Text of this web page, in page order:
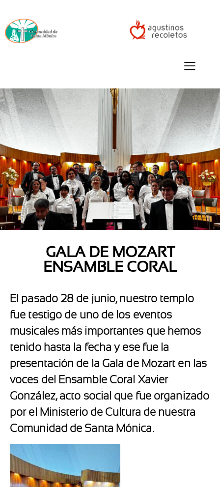
GALA DE MOZART
ENSAMBLE CORAL
El pasado 28 de junio, nuestro templo
fue testigo de uno de los eventos
musicales más importantes que hemos
tenido hasta la fecha y ese fue la
presentación de la Gala de Mozart en las
voces del Ensamble Coral Xavier
González, acto social que fue organizado
por el Ministerio de Cultura de nuestra
Comunidad de Santa Mónica.